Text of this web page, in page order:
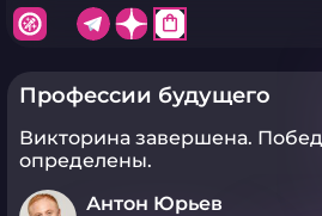
shopping_bag
Профессии будущего
Викторина завершена.
определены.
Антон Юрьев